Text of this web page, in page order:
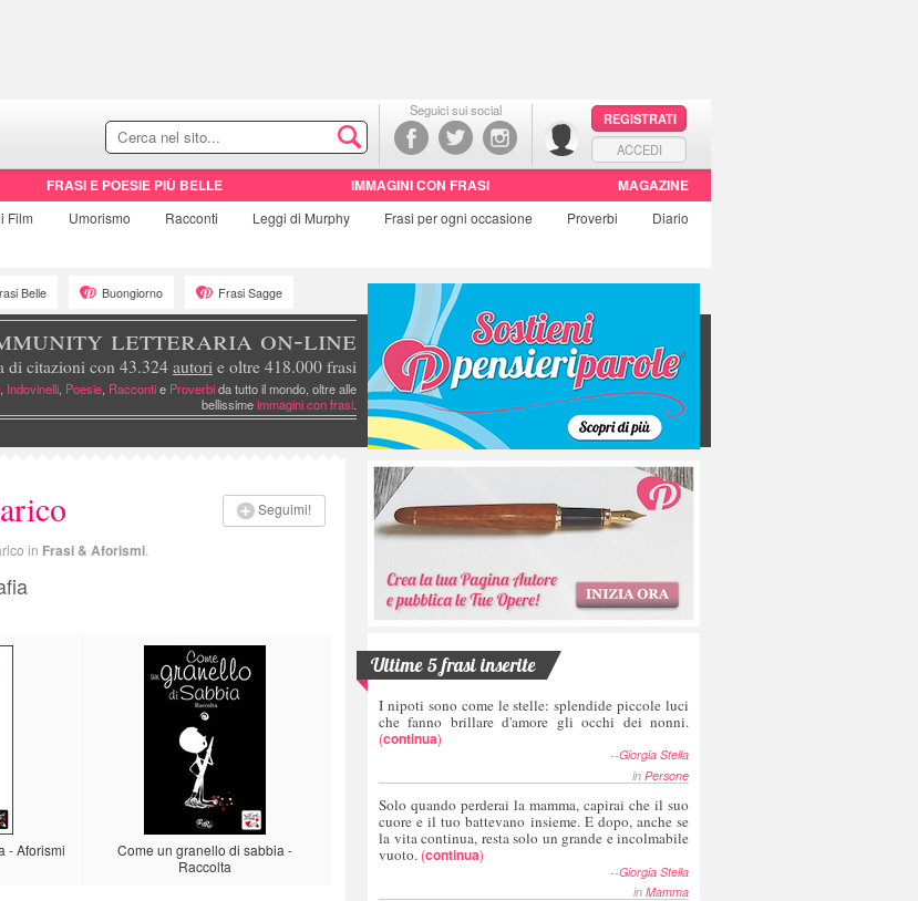
Seguici sui social
REGISTRATI
ACCEDI
FRASI E POESIE PIÙ BELLE IMMAGINI CON FRASI MAGAZINE
Film Umorismo Racconti Leggi di Murphy Frasi per ogni occasione Proverbi
Diario
Belle Buongiorno Frasi Sagge
letteraria on-line
di citazioni con 43.324 autori e oltre 418.000 frasi
, Indovinelli, Poesie, Raccontie Proverbida tutto il mondo, oltre alle
bellissimeimmagini con frasi.
Seguimi!
in Frasi & Aforismi
- Aforismi
Come un granello di sabbia -
Raccolta
Ultime 5 frasi inserite
I nipoti sono come le stelle: splendide piccole luci
che fanno brillare d'amore gli occhi dei nonni.
(continua)
--Giorgia Stella
in Persone
Solo quando perderai la mamma, capirai che il suo
cuore e il tuo battevano insieme. E dopo, anche se
la vita continua, resta solo un grande e incolmabile
vuoto. (continua)
--Giorgia Stella
in Mamma